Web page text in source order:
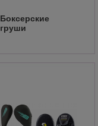
Боксерские
груши